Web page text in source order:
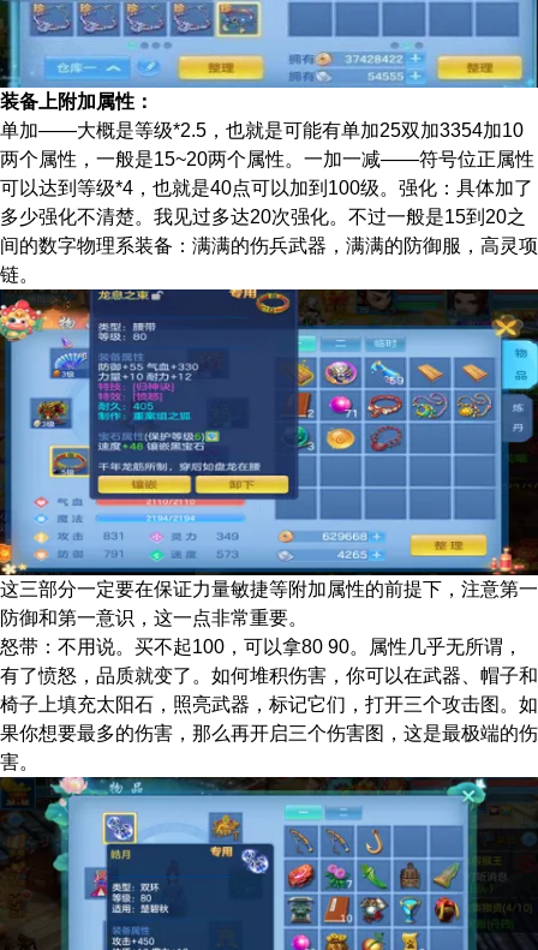
装备上附加属性：
单加——大概是等级*2.5，也就是可能有单加25双加3354加10
两个属性，一般是15~20两个属性。一加一减——符号位正属性
可以达到等级*4，也就是40点可以加到100级。强化：具体加了
多少强化不清楚。我见过多达20次强化。不过一般是15到20之
间的数字物理系装备：满满的伤兵武器，满满的防御服，高灵项
链。
这三部分一定要在保证力量敏捷等附加属性的前提下，注意第一
防御和第一意识，这一点非常重要。
怒带：不用说。买不起100，可以拿80 90。属性几乎无所谓，
有了愤怒，品质就变了。如何堆积伤害，你可以在武器、帽子和
椅子上填充太阳石，照亮武器，标记它们，打开三个攻击图。如
果你想要最多的伤害，那么再开启三个伤害图，这是最极端的伤
害。